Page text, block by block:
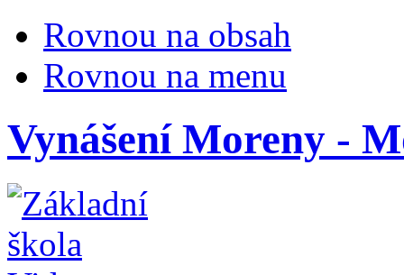
Rovnou na obsah
Rovnou na menu
Vynášení Moreny -